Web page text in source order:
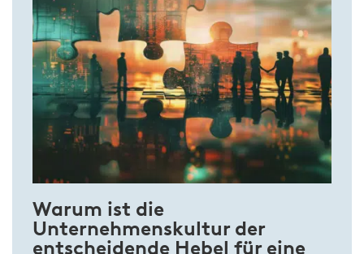
Warum ist die
Unternehmenskultur der
entscheidende Hebel für eine